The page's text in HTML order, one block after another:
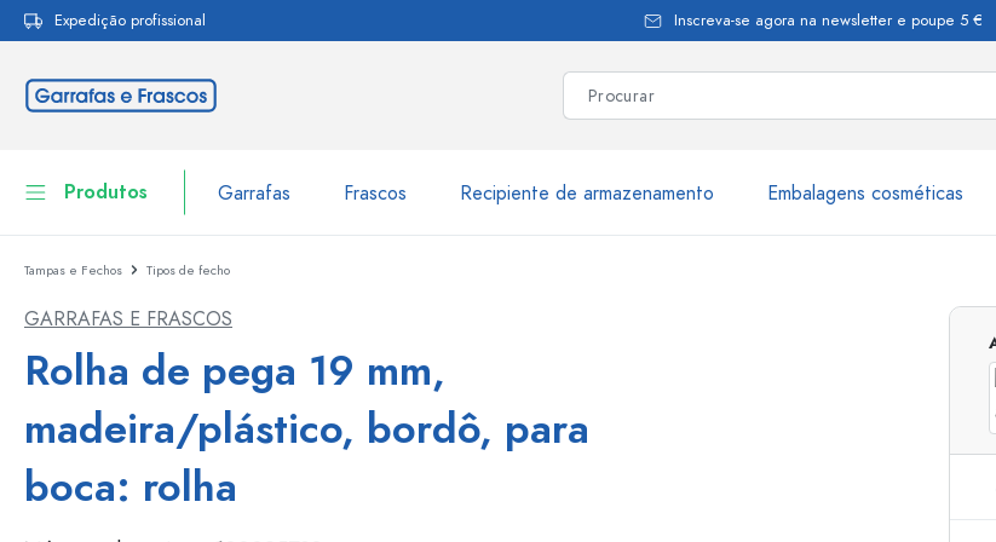
Saltar para a navegação principal
Expedição profissional Inscreva-se agora na newsletter e poupe 5 €
Produtos Garrafas Frascos Recipiente de armazenamento Embalagens cosméticas
Garrafas
Recipiente de armazenamento
Louça de mesa
Embalagens cosméticas
Garrafas WECK
Garrafas por função
Tampas e Fechos Tipos de fecho
GARRAFAS E FRASCOS
Rolha de pega 19 mm,
madeira/plástico, bordô, para
boca: rolha